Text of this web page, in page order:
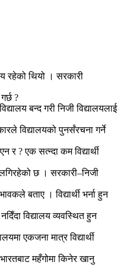
रहेको थियो । सरकारी
?
बन्द गरी निजी विद्यालयलाई
विद्यालयको पुनर्संरचना गर्ने
र ? एक सत्न्दा कम विद्यार्थी
छ । सरकारी–निजी
बताए । विद्यार्थी भर्ना हुन
विद्यालय व्यवस्थित हुन
एकजना मात्र विद्यार्थी
महँगोमा किनेर खानु